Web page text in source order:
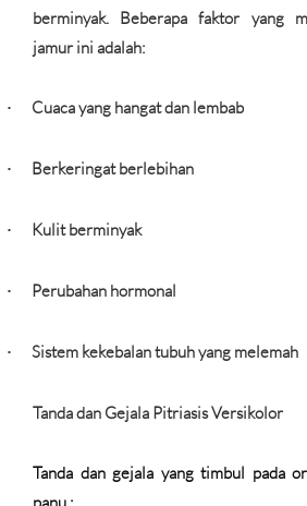
berminyak. Beberapa faktor yang
jamur ini adalah:
· Cuaca yang hangat dan lembab
· Berkeringat berlebihan
· Kulit berminyak
· Perubahan hormonal
· Sistem kekebalan tubuh yang melemah
Tanda dan Gejala Pitriasis Versikolor
Tanda dan gejala yang timbul pada